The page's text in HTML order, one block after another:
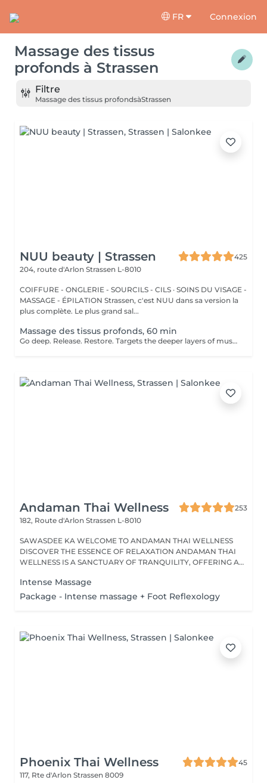
FR Connexion
Massage des tissus
profonds à Strassen
Filtre
Massage des tissus profondsàStrassen
NUU beauty | Strassen
425
204, route d'Arlon Strassen L-8010
COIFFURE - ONGLERIE - SOURCILS - CILS · SOINS DU VISAGE -
MASSAGE - ÉPILATION Strassen, c'est NUU dans sa version la
plus complète. Le plus grand sal...
Massage des tissus profonds, 60 min
Go deep. Release. Restore. Targets the deeper layers of muscles and connective tissue to relieve chronic pain, stiffness, and tension. Using slow, firm strokes and deep pressure, this massage helps to release knots, restore mobility, and promote long-term muscle health. Ideal for clients with persistent tension or physically demanding lifestyles. Age restrictions: there are no age restrictions for this procedure. Post procedure recommendations: do not do sport and any sharp movements 2-3 hours after the procedure. Frequency: 1-2 times per week, 10 times in total. Repeat once in 3-6 months.
Andaman Thai Wellness
253
182, Route d'Arlon Strassen L-8010
SAWASDEE KA WELCOME TO ANDAMAN THAI WELLNESS
DISCOVER THE ESSENCE OF RELAXATION ANDAMAN THAI
WELLNESS IS A SANCTUARY OF TRANQUILITY, OFFERING A
Intense Massage
Package - Intense massage + Foot Reflexology
Phoenix Thai Wellness
45
117, Rte d'Arlon Strassen 8009